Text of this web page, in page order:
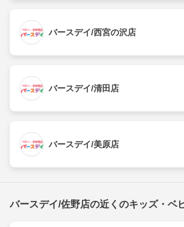
バースデイ/西宮の沢店
バースデイ/清田店
バースデイ/美原店
バースデイ/佐野店の近くのキッズ・ベ